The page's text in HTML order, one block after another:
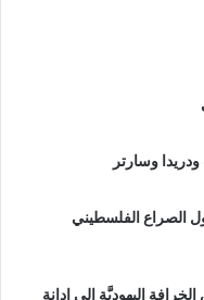
وسارتر
الصراع الفلسطيني
اليهوديَّة إلى إدانةِ